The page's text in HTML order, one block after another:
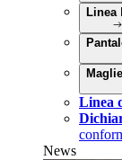
Linea
Linea
News